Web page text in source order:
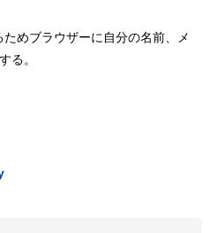
めブラウザーに自分の名前、メ
る。